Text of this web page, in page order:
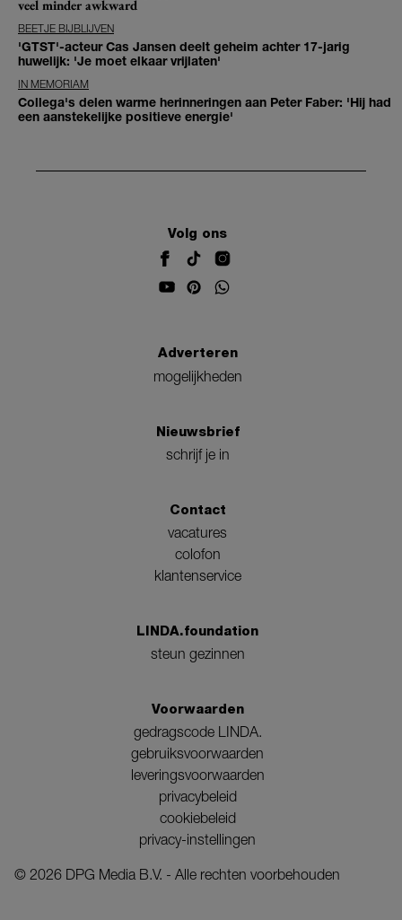
veel minder awkward
BEETJE BIJBLIJVEN
'GTST'-acteur Cas Jansen deelt geheim achter 17-jarig
huwelijk: 'Je moet elkaar vrijlaten'
IN MEMORIAM
Collega's delen warme herinneringen aan Peter Faber: 'Hij had
een aanstekelijke positieve energie'
Volg ons
Adverteren
mogelijkheden
Nieuwsbrief
schrijf je in
Contact
vacatures
colofon
klantenservice
LINDA.foundation
steun gezinnen
Voorwaarden
gedragscode LINDA.
gebruiksvoorwaarden
leveringsvoorwaarden
privacybeleid
cookiebeleid
privacy-instellingen
© 2026 DPG Media B.V. - Alle rechten voorbehouden